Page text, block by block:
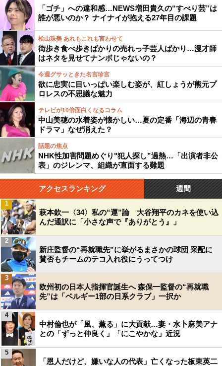
「ゴチ」への違和感…NEWS増田貴久の“すべり芸”は
誰が悪いのか？ ナイナイが抱える27年目の課題
桧山珠美 あれもこれも言わせて
街歩き食べ歩きばかりの売れっ子芸人ばかり…漫才師
はネタを見せてナンボじゃないの？
今週グサッときた名言珍言
欲に忠実に目いっぱい楽しむ姿が、紅しょうが熊元プ
ロレスの不思議な魅力
テレビが10倍面白くなるコラム
中山美穂の水着姿が懐かしい…夏の定番「海辺の青春
ドラマ」なぜ消えた？
話題の焦点
NHK性加害問題めぐり"犯人探し”過熱…「出演者非公
表」のジレンマ、組織が直面する難題
アクセスランキング 週間
萩本欽一〈34〉私の“運”論 大谷翔平のカネを使い込
んだ通訳に「小さな声で『ありがとう』」
1
新庄監督の“再就職先”に挙がるまさかの球団 采配に
賛否もチームのテコ入れ役にうってつけ
2
欧州初の日本人指揮官誕生へ 森保一監督の“再就職
先”は「ベルギー1部の日系クラブ」一択か
3
中村倫也が「風、薫る」に大貢献…妻・水卜麻美アナ
との「ずっと仲良く」「にこやかな」近況
4
「恩人だけど、嫌いな人の代表」亡くなった板東英二
5